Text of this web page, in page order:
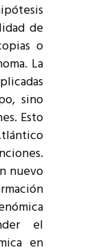
de
o
La
sino
Esto
nuevo
el
en